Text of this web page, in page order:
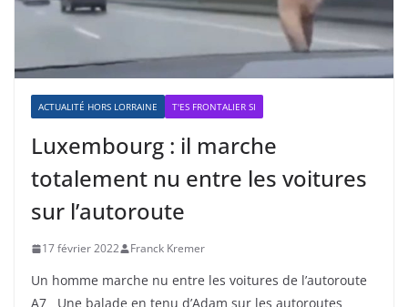
ACTUALITÉ HORS LORRAINE T'ES FRONTALIER SI
Luxembourg : il marche
totalement nu entre les voitures
sur l’autoroute
17 février 2022 Franck Kremer
Un homme marche nu entre les voitures de l’autoroute
A7 Une balade en tenu d’Adam sur les autoroutes